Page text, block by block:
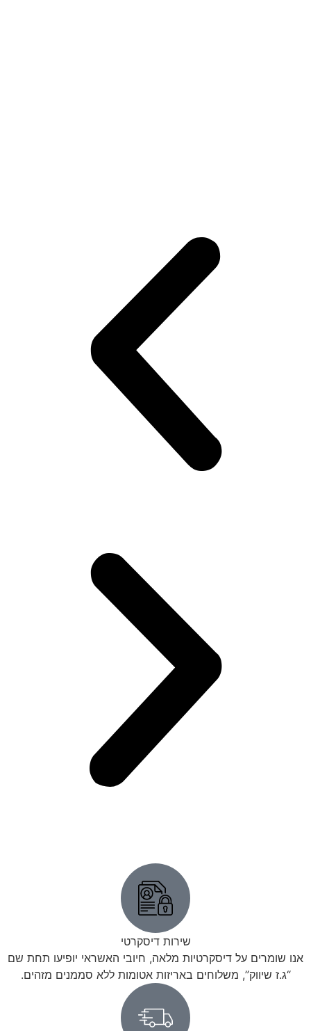
שירות דיסקרטי
אנו שומרים על דיסקרטיות מלאה, חיובי האשראי יופיעו תחת שם
“ג.ז שיווק”, משלוחים באריזות אטומות ללא סממנים מזהים.